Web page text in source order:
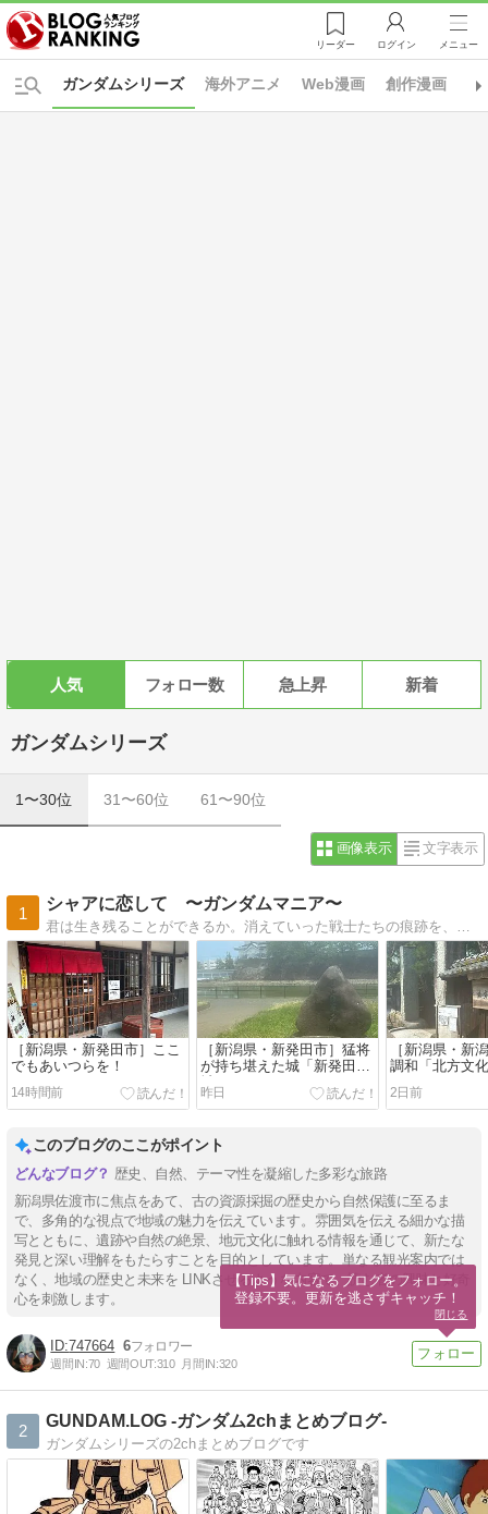
リーダー ログイン メニュー
海外アニメ Web漫画 創作漫画 1
ガンダムシリーズ
人気 フォロー数 急上昇 新着
ガンダムシリーズ
1〜30位 31〜60位 61〜90位
画像表示 文字表示
1
シャアに恋して 〜ガンダムマニア〜
［新潟県・新発田市］ここ
でもあいつらを！
14時間前
［新潟県・新発田市］猛将
が持ち堪えた城「新発田
城」
昨日
［新潟県・新
調和「北方文
2日前
このブログのここがポイント
歴史、自然、テーマ性を凝縮した多彩な旅路
新潟県佐渡市に焦点をあて、古の資源採掘の歴史から自然保護に至るま
で、多角的な視点で地域の魅力を伝えています。雰囲気を伝える細かな描
写とともに、遺跡や自然の絶景、地元文化に触れる情報を通じて、新たな
発見と深い理解をもたらすことを目的としています。単なる観光案内では
なく、地域の歴史と未来を LINKさせるような内容で、読む者の興味と好奇
心を刺激します。
747664 6
週間IN:70 週間OUT:310 月間IN:320
2
GUNDAM.LOG -ガンダム2chまとめブログ-
ガンダムシリーズの2chまとめブログです
【Tips】気になるブログをフォロー。
登録不要。更新を逃さずキャッチ！
閉じる